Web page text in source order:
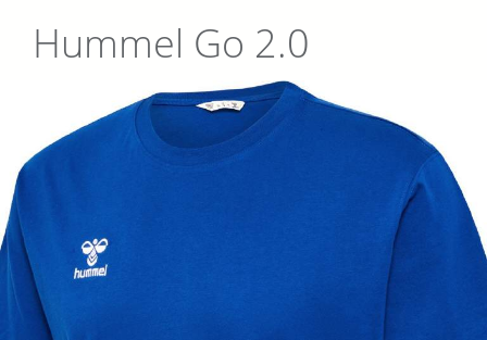
Hummel Go 2.0